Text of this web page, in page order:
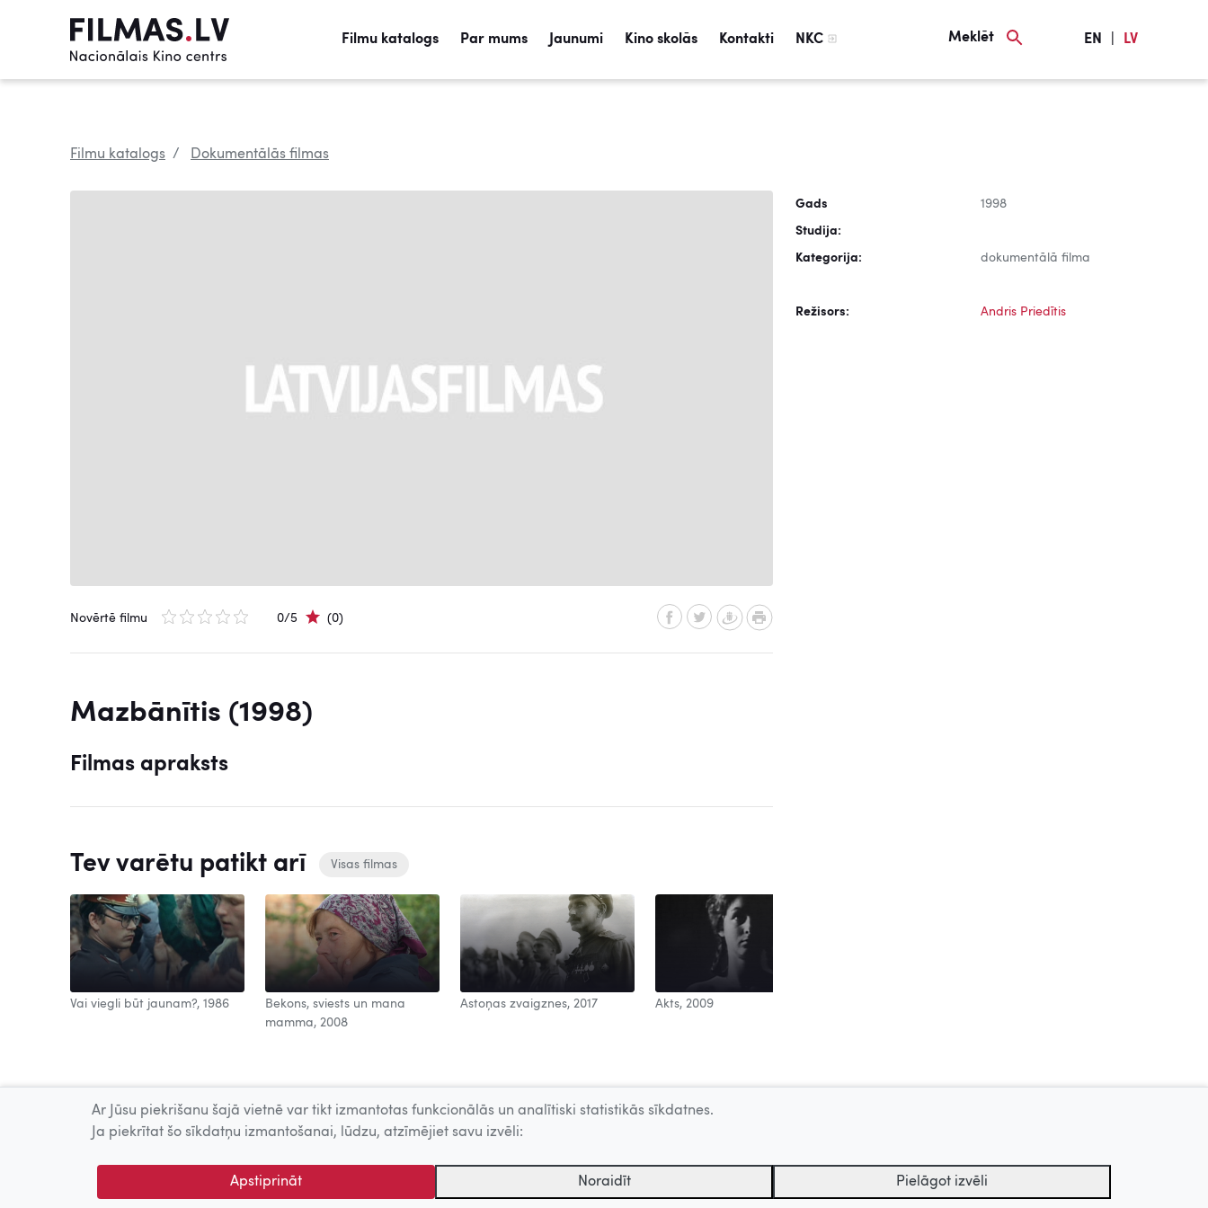
Filmu katalogs Par mums Jaunumi Kino skolās Kontakti NKC Meklēt EN LV
Filmu katalogs Dokumentālās filmas
Novērtē filmu 0/5 (0)
Mazbānītis (1998)
Filmas apraksts
Tev varētu patikt arī Visas filmas
Vai viegli būt jaunam?, 1986
Bekons, sviests un mana
mamma, 2008
Astoņas zvaigznes, 2017 Akts, 2009
Gads 1998
Studija:
Kategorija: dokumentālā filma
Režisors: Andris Priedītis
Ar Jūsu piekrišanu šajā vietnē var tikt izmantotas funkcionālās un analītiski statistikās sīkdatnes.
Ja piekrītat šo sīkdatņu izmantošanai, lūdzu, atzīmējiet savu izvēli:
Apstiprināt Noraidīt Pielāgot izvēli